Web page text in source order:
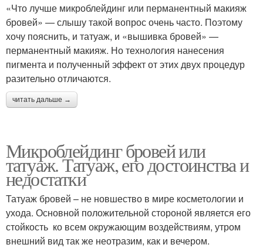
«Что лучше микроблейдинг или перманентный макияж
бровей» — слышу такой вопрос очень часто. Поэтому
хочу пояснить, и татуаж, и «вышивка бровей» —
перманентный макияж. Но технология нанесения
пигмента и полученный эффект от этих двух процедур
разительно отличаются.
читать дальше →
Микроблейдинг бровей или
татуаж. Татуаж, его достоинства и
недостатки
Татуаж бровей – не новшество в мире косметологии и
ухода. Основной положительной стороной является его
стойкость ко всем окружающим воздействиям, утром
внешний вид так же неотразим, как и вечером.